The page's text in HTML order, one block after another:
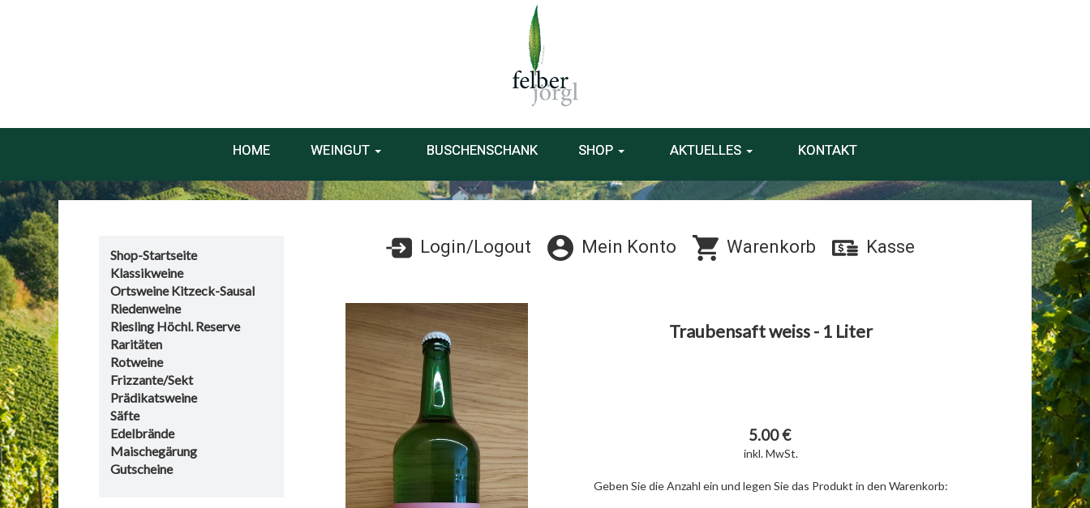
HOME WEINGUT BUSCHENSCHANK SHOP AKTUELLES KONTAKT
Shop-Startseite
Klassikweine
Ortsweine Kitzeck-Sausal
Riedenweine
Riesling Höchl. Reserve
Raritäten
Rotweine
Frizzante/Sekt
Prädikatsweine
Säfte
Edelbrände
Maischegärung
Gutscheine
Login/Logout Mein Konto Warenkorb Kasse
Traubensaft weiss - 1 Liter
5.00 €
inkl. MwSt.
Geben Sie die Anzahl ein und legen Sie das Produkt in den Warenkorb: